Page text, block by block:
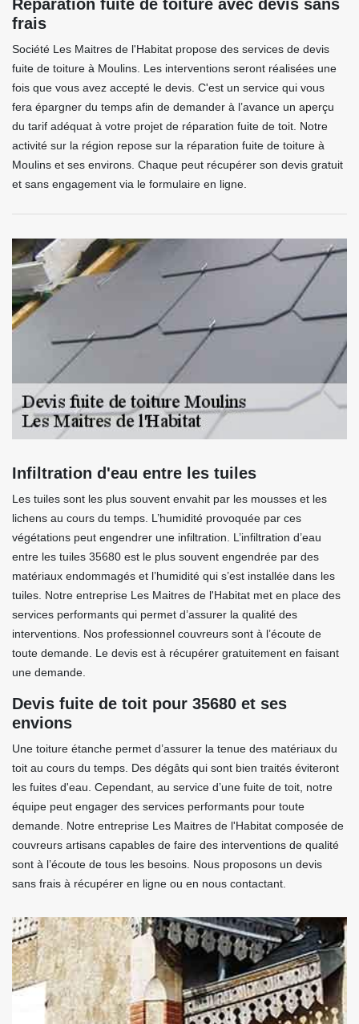
Réparation fuite de toiture avec devis sans
frais
Société Les Maitres de l'Habitat propose des services de devis
fuite de toiture à Moulins. Les interventions seront réalisées une
fois que vous avez accepté le devis. C'est un service qui vous
fera épargner du temps afin de demander à l’avance un aperçu
du tarif adéquat à votre projet de réparation fuite de toit. Notre
activité sur la région repose sur la réparation fuite de toiture à
Moulins et ses environs. Chaque peut récupérer son devis gratuit
et sans engagement via le formulaire en ligne.
Infiltration d'eau entre les tuiles
Les tuiles sont les plus souvent envahit par les mousses et les
lichens au cours du temps. L’humidité provoquée par ces
végétations peut engendrer une infiltration. L’infiltration d’eau
entre les tuiles 35680 est le plus souvent engendrée par des
matériaux endommagés et l’humidité qui s’est installée dans les
tuiles. Notre entreprise Les Maitres de l'Habitat met en place des
services performants qui permet d’assurer la qualité des
interventions. Nos professionnel couvreurs sont à l’écoute de
toute demande. Le devis est à récupérer gratuitement en faisant
une demande.
Devis fuite de toit pour 35680 et ses
envions
Une toiture étanche permet d’assurer la tenue des matériaux du
toit au cours du temps. Des dégâts qui sont bien traités éviteront
les fuites d'eau. Cependant, au service d’une fuite de toit, notre
équipe peut engager des services performants pour toute
demande. Notre entreprise Les Maitres de l'Habitat composée de
couvreurs artisans capables de faire des interventions de qualité
sont à l’écoute de tous les besoins. Nous proposons un devis
sans frais à récupérer en ligne ou en nous contactant.